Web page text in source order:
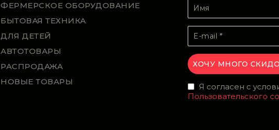
ФЕРМЕРСКОЕ ОБОРУДОВАНИЕ
БЫТОВАЯ ТЕХНИКА
ДЛЯ ДЕТЕЙ
АВТОТОВАРЫ
РАСПРОДАЖА
НОВЫЕ ТОВАРЫ
Я согласен с
Пользовательского